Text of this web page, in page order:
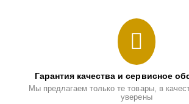
Гарантия качества и сервисное
Мы предлагаем только те товары, в
уверены